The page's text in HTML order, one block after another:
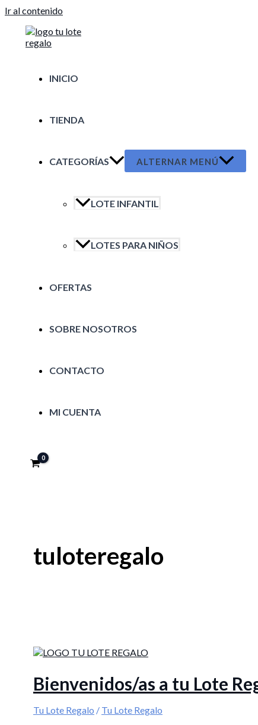
Ir al contenido
INICIO
TIENDA
CATEGORÍAS ALTERNAR MENÚ
LOTE INFANTIL
LOTES PARA NIÑOS
OFERTAS
SOBRE NOSOTROS
CONTACTO
MI CUENTA
tuloteregalo
Bienvenidos/as a tu Lote
Tu Lote Regalo / Tu Lote Regalo